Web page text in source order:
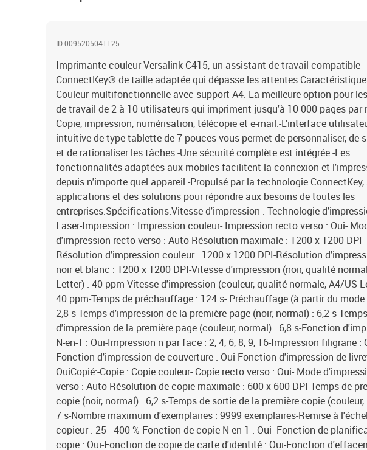
ID 0095205041125
Imprimante couleur Versalink C415, un assistant de travail compatible
ConnectKey® de taille adaptée qui dépasse les
Couleur multifonctionnelle avec support A4.-La meilleure option pour
de travail de 2 à 10 utilisateurs qui impriment jusqu'à 10 000 pages par
Copie, impression, numérisation, télécopie et e-mail.-L'interface
intuitive de type tablette de 7 pouces vous permet de personnaliser, de
et de rationaliser les tâches.-Une sécurité complète est intégrée.-Les
fonctionnalités adaptées aux mobiles facilitent la connexion et
depuis n'importe quel appareil.-Propulsé par la technologie ConnectKey,
applications et des solutions pour répondre aux besoins de toutes les
entreprises.Spécifications:Vitesse d'impression :-Technologie
Laser-Impression : Impression couleur- Impression recto verso : Oui-
d'impression recto verso : Auto-Résolution maximale : 1200 x 1200 DPI-
Résolution d'impression couleur : 1200 x 1200 DPI-Résolution
noir et blanc : 1200 x 1200 DPI-Vitesse d'impression (noir, qualité
Letter) : 40 ppm-Vitesse d'impression (couleur, qualité normale, A4/US
40 ppm-Temps de préchauffage : 124 s- Préchauffage (à partir du mode
2,8 s-Temps d'impression de la première page (noir, normal) : 6,2 s-Temps
d'impression de la première page (couleur, normal) : 6,8 s-Fonction
N-en-1 : Oui-Impression n par face : 2, 4, 6, 8, 9, 16-Impression filigrane :
Fonction d'impression de couverture : Oui-Fonction d'impression de
OuiCopié:-Copie : Copie couleur- Copie recto verso : Oui- Mode
verso : Auto-Résolution de copie maximale : 600 x 600 DPI-Temps de
copie (noir, normal) : 6,2 s-Temps de sortie de la première copie
7 s-Nombre maximum d'exemplaires : 9999 exemplaires-Remise à
copieur : 25 - 400 %-Fonction de copie N en 1 : Oui- Fonction de
copie : Oui-Fonction de copie de carte d'identité : Oui-Fonction